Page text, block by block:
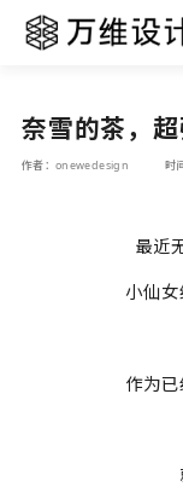
奈雪的茶，
作者：onewedesign 时
最近
小仙
作为